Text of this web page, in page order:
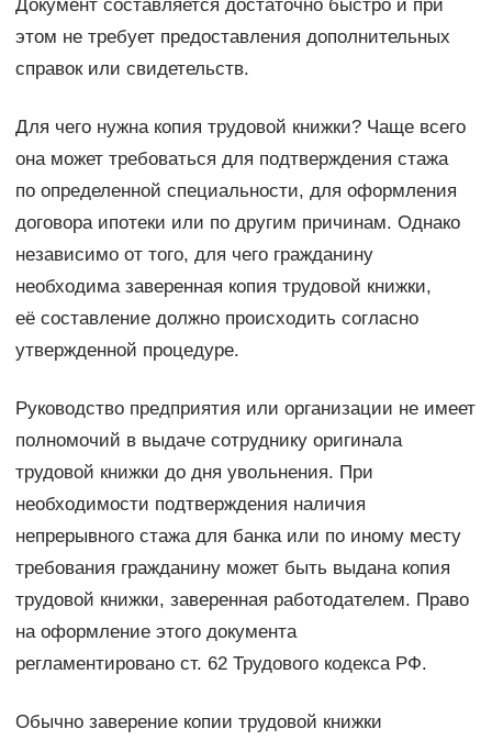
Документ составляется достаточно быстро и при
этом не требует предоставления дополнительных
справок или свидетельств.
Для чего нужна копия трудовой книжки? Чаще всего
она может требоваться для подтверждения стажа
по определенной специальности, для оформления
договора ипотеки или по другим причинам. Однако
независимо от того, для чего гражданину
необходима заверенная копия трудовой книжки,
её составление должно происходить согласно
утвержденной процедуре.
Руководство предприятия или организации не имеет
полномочий в выдаче сотруднику оригинала
трудовой книжки до дня увольнения. При
необходимости подтверждения наличия
непрерывного стажа для банка или по иному месту
требования гражданину может быть выдана копия
трудовой книжки, заверенная работодателем. Право
на оформление этого документа
регламентировано ст. 62 Трудового кодекса РФ.
Обычно заверение копии трудовой книжки